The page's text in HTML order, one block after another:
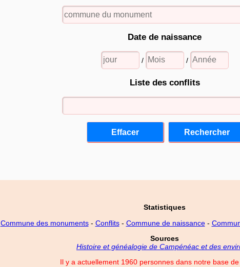
Date de naissance
/ /
Liste des conflits
Statistiques
Commune des monuments- Conflits- Commune de naissance-
Sources
Histoire et généalogie de Campénéac et des
Il y a actuellement 1960 personnes dans notre base